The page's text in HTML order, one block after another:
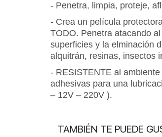
- Penetra, limpia, proteje,
- Crea un película
TODO. Penetra atacando
superficies y la elminación
alquitrán, resinas, insectos
- RESISTENTE al
adhesivas para una
– 12V – 220V ).
TAMBIÉN TE PUEDE